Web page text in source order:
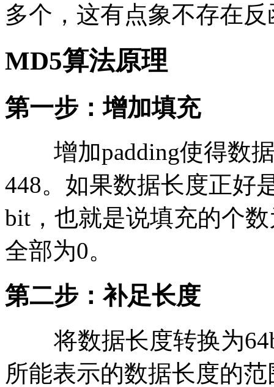
多个，这有点象不存在
MD5算法原理
第一步：增加填充
增加padding使得数据
448。如果数据长度正好
bit，也就是说填充的个
全部为0。
第二步：补足长度
将数据长度转换为
所能表示的数据长度的